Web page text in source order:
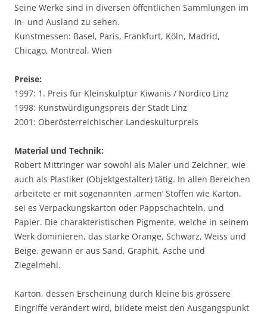
Seine Werke sind in diversen öffentlichen Sammlungen im
In- und Ausland zu sehen.
Kunstmessen: Basel, Paris, Frankfurt, Köln, Madrid,
Chicago, Montreal, Wien
Preise:
1997: 1. Preis für Kleinskulptur Kiwanis / Nordico Linz
1998: Kunstwürdigungspreis der Stadt Linz
2001: Oberösterreichischer Landeskulturpreis
Material und Technik:
Robert Mittringer war sowohl als Maler und Zeichner, wie
auch als Plastiker (Objektgestalter) tätig. In allen Bereichen
arbeitete er mit sogenannten ‚armen‘ Stoffen wie Karton,
sei es Verpackungskarton oder Pappschachteln, und
Papier. Die charakteristischen Pigmente, welche in seinem
Werk dominieren, das starke Orange, Schwarz, Weiss und
Beige, gewann er aus Sand, Graphit, Asche und
Ziegelmehl.
Karton, dessen Erscheinung durch kleine bis grössere
Eingriffe verändert wird, bildete meist den Ausgangspunkt